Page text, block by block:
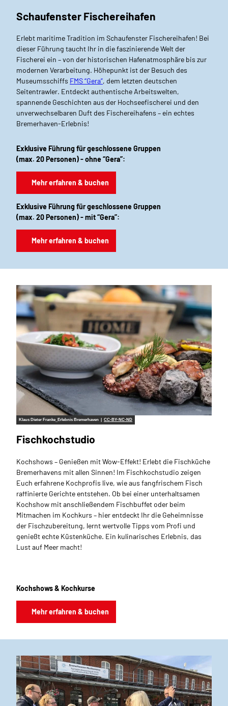
Schaufenster Fischereihafen
Erlebt maritime Tradition im Schaufenster Fischereihafen! Bei
dieser Führung taucht Ihr in die faszinierende Welt der
Fischerei ein – von der historischen Hafenatmosphäre bis zur
modernen Verarbeitung. Höhepunkt ist der Besuch des
Museumsschiffs FMS “Gera”, dem letzten deutschen
Seitentrawler. Entdeckt authentische Arbeitswelten,
spannende Geschichten aus der Hochseefischerei und den
unverwechselbaren Duft des Fischereihafens – ein echtes
Bremerhaven-Erlebnis!
Exklusive Führung für geschlossene Gruppen
(max. 20 Personen) - ohne “Gera”:
Mehr erfahren & buchen
Exklusive Führung für geschlossene Gruppen
(max. 20 Personen) - mit “Gera”:
Mehr erfahren & buchen
Klaus Dieter Franke_Erlebnis Bremerhaven | CC-BY-NC-ND
Fischkochstudio
Kochshows – Genießen mit Wow-Effekt! Erlebt die Fischküche
Bremerhavens mit allen Sinnen! Im Fischkochstudio zeigen
Euch erfahrene Kochprofis live, wie aus fangfrischem Fisch
raffinierte Gerichte entstehen. Ob bei einer unterhaltsamen
Kochshow mit anschließendem Fischbuffet oder beim
Mitmachen im Kochkurs – hier entdeckt Ihr die Geheimnisse
der Fischzubereitung, lernt wertvolle Tipps vom Profi und
genießt echte Küstenküche. Ein kulinarisches Erlebnis, das
Lust auf Meer macht!
Kochshows & Kochkurse
Mehr erfahren & buchen